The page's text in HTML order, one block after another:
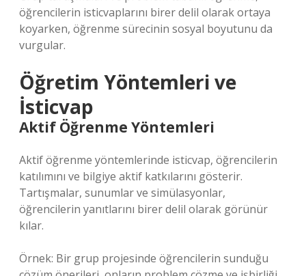
öğrencilerin isticvaplarını birer delil olarak ortaya
koyarken, öğrenme sürecinin sosyal boyutunu da
vurgular.
Öğretim Yöntemleri ve
İsticvap
Aktif Öğrenme Yöntemleri
Aktif öğrenme yöntemlerinde isticvap, öğrencilerin
katılımını ve bilgiye aktif katkılarını gösterir.
Tartışmalar, sunumlar ve simülasyonlar,
öğrencilerin yanıtlarını birer delil olarak görünür
kılar.
Örnek: Bir grup projesinde öğrencilerin sunduğu